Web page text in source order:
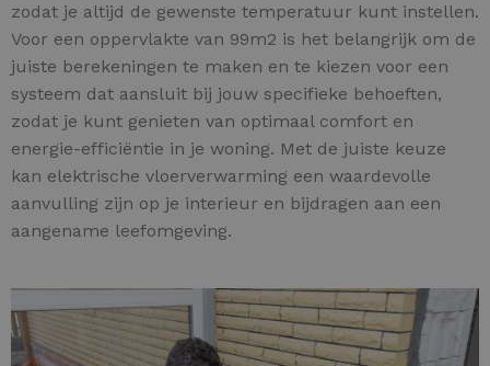
zodat je altijd de gewenste temperatuur kunt instellen.
Voor een oppervlakte van 99m2 is het belangrijk om de
juiste berekeningen te maken en te kiezen voor een
systeem dat aansluit bij jouw specifieke behoeften,
zodat je kunt genieten van optimaal comfort en
energie-efficiëntie in je woning. Met de juiste keuze
kan elektrische vloerverwarming een waardevolle
aanvulling zijn op je interieur en bijdragen aan een
aangename leefomgeving.